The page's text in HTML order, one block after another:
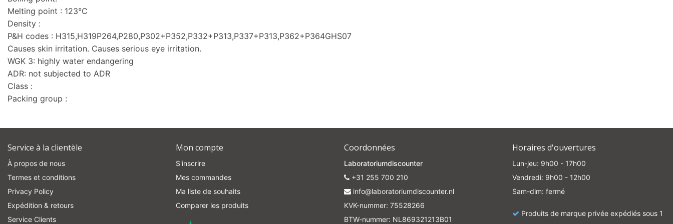
Melting point : 123°C
Density :
P&H codes : H315,H319P264,P280,P302+P352,P332+P313,P337+P313,P362+P364GHS07
Causes skin irritation. Causes serious eye irritation.
WGK 3: highly water endangering
ADR: not subjected to ADR
Class :
Packing group :
Service à la clientèle
À propos de nous
Termes et conditions
Privacy Policy
Expédition & retours
Service Clients
Mon compte
S'inscrire
Mes commandes
Ma liste de souhaits
Comparer les produits
Coordonnées
Laboratoriumdiscounter
+31 255 700 210
info@laboratoriumdiscounter.nl
KVK-nummer: 75528266
BTW-nummer: NL869321213B01
Horaires d'ouvertures
Lun-jeu: 9h00 - 17h00
Vendredi: 9h00 - 12h00
Sam-dim: fermé
Produits de marque privée expédiés sous 1
Your discount applies to orders above €50,00